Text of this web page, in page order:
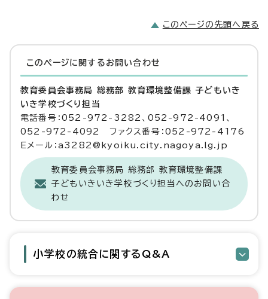
このページの先頭へ戻る
このページに関する お問い合わせ
教育委員会事務局 総務部 教育環境整備課 子どもいき
いき学校づくり担当
電話番号：052-972-3282、052-972-4091、
052-972-4092 ファクス番号：052-972-4176
Eメール：a3282@kyoiku.city.nagoya.lg.jp
教育委員会事務局 総務部 教育環境整備課
子どもいきいき学校づくり担当へのお問い合
わせ
小学校の統合に関するQ&A